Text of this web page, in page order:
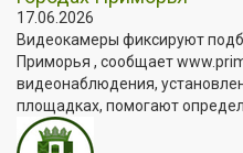
17.06.2026
Видеокамеры фиксируют
Приморья , сообщает
видеонаблюдения,
площадках, помогают